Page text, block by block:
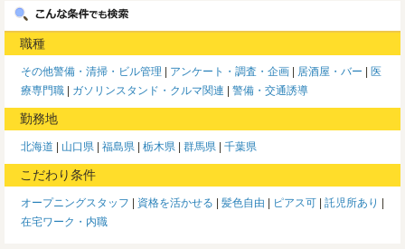
職種
その他警備・清掃・ビル管理 アンケート・調査・企画 居酒屋・バー
医
療専門職
ガソリンスタンド・クルマ関連 警備・交通誘導
勤務地
北海道 山口県 福島県 栃木県 群馬県 千葉県
こだわり条件
オープニングスタッフ 資格を活かせる 髪色自由 ピアス可
託児所あり
在宅ワーク・内職